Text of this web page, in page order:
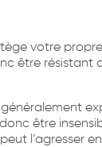
votre
être résistant
être
l’agresser